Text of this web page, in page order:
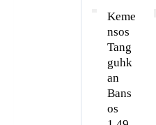
Keme
nsos
Tang
guhk
an
Bans
os